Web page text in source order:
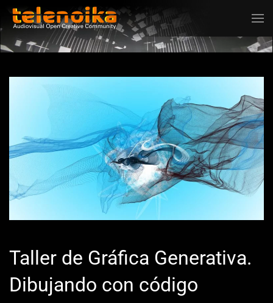
Ir al contenido principal
Taller de Gráfica Generativa.
Dibujando con código